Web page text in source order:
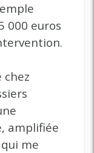
000 euros
chez
amplifiée
me